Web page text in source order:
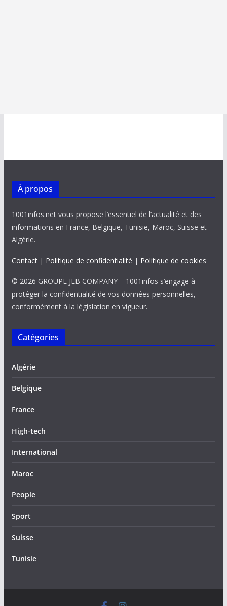
À propos
1001infos.net vous propose l’essentiel de l’actualité et des
informations en France, Belgique, Tunisie, Maroc, Suisse et
Algérie.
Contact| Politique de confidentialité | Politique de cookies
© 2026 GROUPE JLB COMPANY – 1001infos s’engage à
protéger la confidentialité de vos données personnelles,
conformément à la législation en vigueur.
Catégories
Algérie
Belgique
France
High-tech
International
Maroc
People
Sport
Suisse
Tunisie